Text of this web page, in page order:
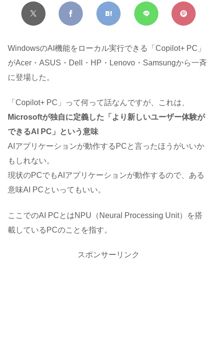
WindowsのAI機能をローカル実行できる「Copilot+ PC」
がAcer・ASUS・Dell・HP・Lenovo・Samsungから一斉
に登場した。
「Copilot+ PC」って何って話なんですが、これは、
Microsoftが独自に定義した「より新しいユーザー体験が
できるAI PC」という意味
AIアプリケーションが動作するPCと言ったほうがいいか
もしれない。
現状のPCでもAIアプリケーションが動作するので、ある
意味AI PCといってもいい。
ここでのAI PCとはNPU（Neural Processing Unit）を搭
載しているPCのことを指す。
スポンサーリンク